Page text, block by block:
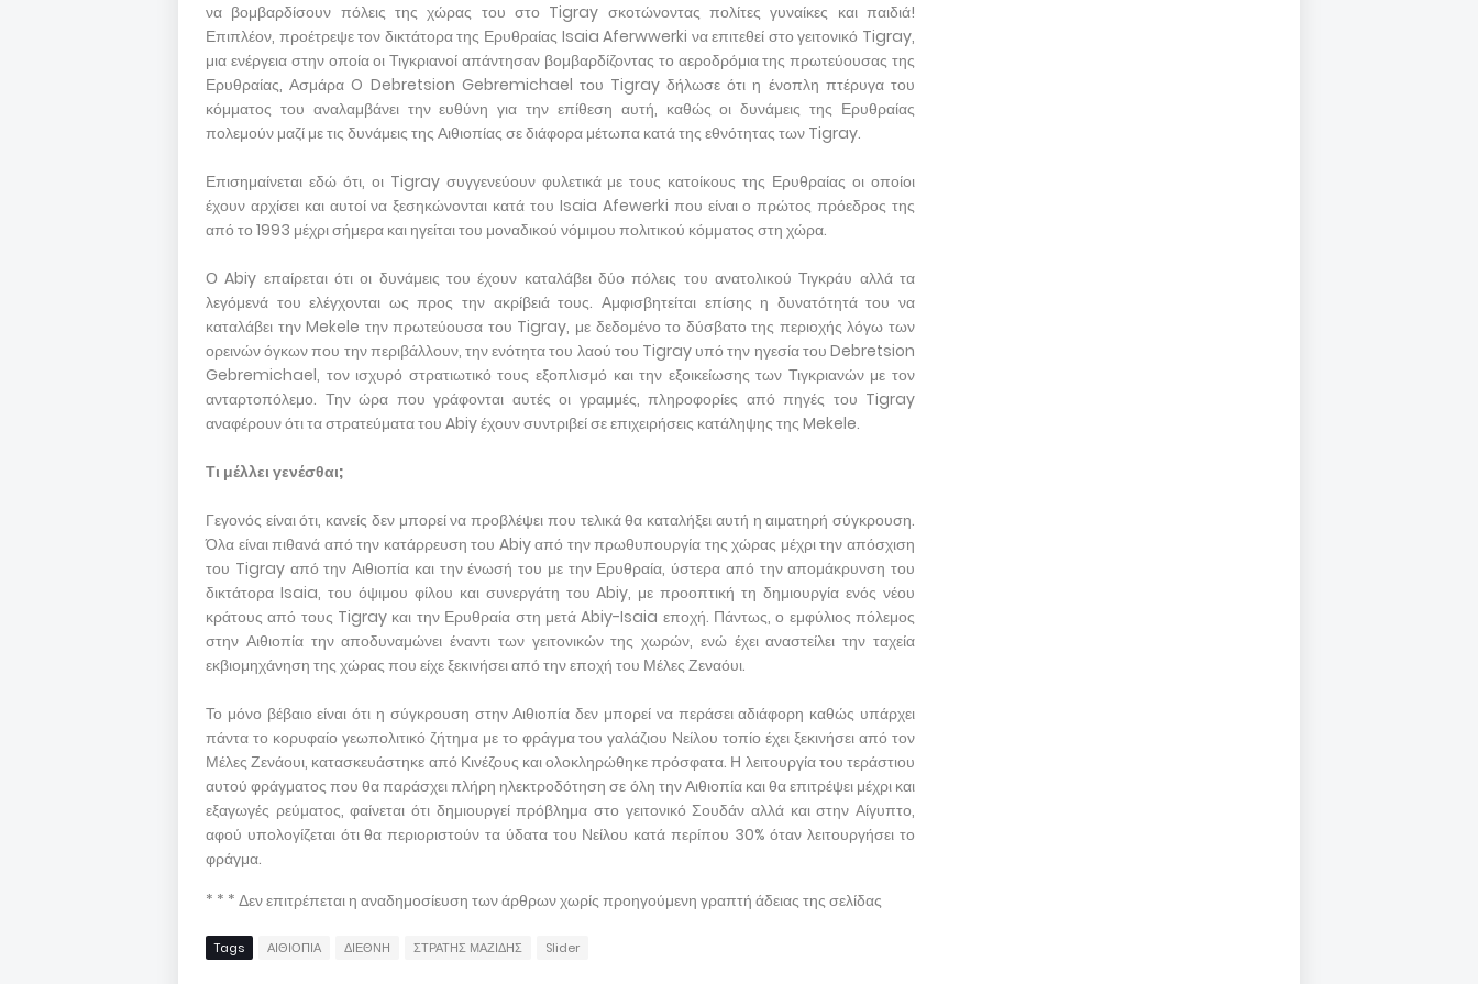
να βομβαρδίσουν πόλεις της χώρας του στο Tigray σκοτώνοντας πολίτες γυναίκες και παιδιά!
Επιπλέον, προέτρεψε τον δικτάτορα της Ερυθραίας Isaia Aferwwerki να επιτεθεί στο γειτονικό Tigray,
μια ενέργεια στην οποία οι Τιγκριανοί απάντησαν βομβαρδίζοντας το αεροδρόμια της πρωτεύουσας της
Ερυθραίας, Ασμάρα O Debretsion Gebremichael του Tigray δήλωσε ότι η ένοπλη πτέρυγα του
κόμματος του αναλαμβάνει την ευθύνη για την επίθεση αυτή, καθώς οι δυνάμεις της Ερυθραίας
πολεμούν μαζί με τις δυνάμεις της Αιθιοπίας σε διάφορα μέτωπα κατά της εθνότητας των Tigray.
Επισημαίνεται εδώ ότι, οι Tigray συγγενεύουν φυλετικά με τους κατοίκους της Ερυθραίας οι οποίοι
έχουν αρχίσει και αυτοί να ξεσηκώνονται κατά του Isaia Afewerki που είναι ο πρώτος πρόεδρος της
από το 1993 μέχρι σήμερα και ηγείται του μοναδικού νόμιμου πολιτικού κόμματος στη χώρα.
Ο Abiy επαίρεται ότι οι δυνάμεις του έχουν καταλάβει δύο πόλεις του ανατολικού Τιγκράυ αλλά τα
λεγόμενά του ελέγχονται ως προς την ακρίβειά τους. Αμφισβητείται επίσης η δυνατότητά του να
καταλάβει την Mekele την πρωτεύουσα του Tigray, με δεδομένο το δύσβατο της περιοχής λόγω των
ορεινών όγκων που την περιβάλλουν, την ενότητα του λαού του Tigray υπό την ηγεσία του Debretsion
Gebremichael, τον ισχυρό στρατιωτικό τους εξοπλισμό και την εξοικείωσης των Τιγκριανών με τον
ανταρτοπόλεμο. Την ώρα που γράφονται αυτές οι γραμμές, πληροφορίες από πηγές του Tigray
αναφέρουν ότι τα στρατεύματα του Abiy έχουν συντριβεί σε επιχειρήσεις κατάληψης της Mekele.
Τι μέλλει γενέσθαι;
Γεγονός είναι ότι, κανείς δεν μπορεί να προβλέψει που τελικά θα καταλήξει αυτή η αιματηρή σύγκρουση.
Όλα είναι πιθανά από την κατάρρευση του Abiy από την πρωθυπουργία της χώρας μέχρι την απόσχιση
του Tigray από την Αιθιοπία και την ένωσή του με την Ερυθραία, ύστερα από την απομάκρυνση του
δικτάτορα Isaia, του όψιμου φίλου και συνεργάτη του Abiy, με προοπτική τη δημιουργία ενός νέου
κράτους από τους Tigray και την Ερυθραία στη μετά Abiy-Isaia εποχή. Πάντως, ο εμφύλιος πόλεμος
στην Αιθιοπία την αποδυναμώνει έναντι των γειτονικών της χωρών, ενώ έχει αναστείλει την ταχεία
εκβιομηχάνηση της χώρας που είχε ξεκινήσει από την εποχή του Μέλες Ζεναόυι.
Το μόνο βέβαιο είναι ότι η σύγκρουση στην Αιθιοπία δεν μπορεί να περάσει αδιάφορη καθώς υπάρχει
πάντα το κορυφαίο γεωπολιτικό ζήτημα με το φράγμα του γαλάζιου Νείλου τοπίο έχει ξεκινήσει από τον
Μέλες Ζενάουι, κατασκευάστηκε από Κινέζους και ολοκληρώθηκε πρόσφατα. Η λειτουργία του τεράστιου
αυτού φράγματος που θα παράσχει πλήρη ηλεκτροδότηση σε όλη την Αιθιοπία και θα επιτρέψει μέχρι και
εξαγωγές ρεύματος, φαίνεται ότι δημιουργεί πρόβλημα στο γειτονικό Σουδάν αλλά και στην Αίγυπτο,
αφού υπολογίζεται ότι θα περιοριστούν τα ύδατα του Νείλου κατά περίπου 30% όταν λειτουργήσει το
φράγμα.
* * * Δεν επιτρέπεται η αναδημοσίευση των άρθρων χωρίς προηγούμενη γραπτή άδειας της σελίδας
Tags ΑΙΘΙΟΠΙΑ ΔΙΕΘΝΗ ΣΤΡΑΤΗΣ ΜΑΖΙΔΗΣ Slider